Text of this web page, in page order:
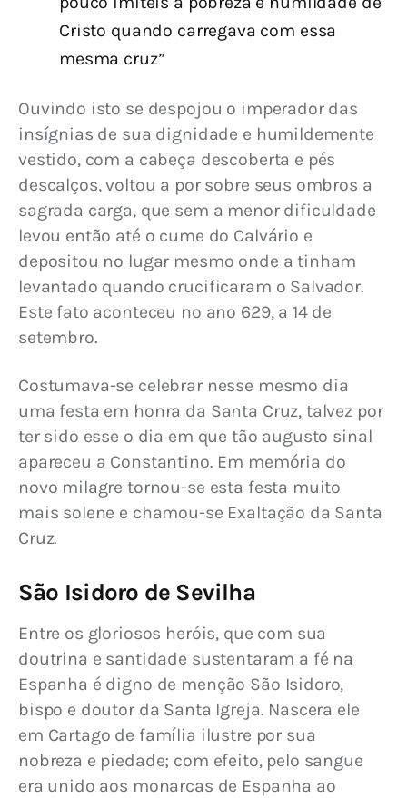
Cristo quando carregava com essa
mesma cruz”
Ouvindo isto se despojou o imperador das
insígnias de sua dignidade e humildemente
vestido, com a cabeça descoberta e pés
descalços, voltou a por sobre seus ombros a
sagrada carga, que sem a menor dificuldade
levou então até o cume do Calvário e
depositou no lugar mesmo onde a tinham
levantado quando crucificaram o Salvador.
Este fato aconteceu no ano 629, a 14 de
setembro.
Costumava-se celebrar nesse mesmo dia
uma festa em honra da Santa Cruz, talvez por
ter sido esse o dia em que tão augusto sinal
apareceu a Constantino. Em memória do
novo milagre tornou-se esta festa muito
mais solene e chamou-se Exaltação da Santa
Cruz.
São Isidoro de Sevilha
Entre os gloriosos heróis, que com sua
doutrina e santidade sustentaram a fé na
Espanha é digno de menção São Isidoro,
bispo e doutor da Santa Igreja. Nascera ele
em Cartago de família ilustre por sua
nobreza e piedade; com efeito, pelo sangue
era unido aos monarcas de Espanha ao